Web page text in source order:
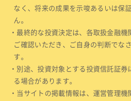
なく、将来の成果を示唆あるいは保
ん。
・最終的な投資決定は、各取扱金融
ご確認いただき、ご自身の判断でな
す。
・別途、投資対象とする投資信託証
る場合があります。
・当サイトの掲載情報は、運営管理機